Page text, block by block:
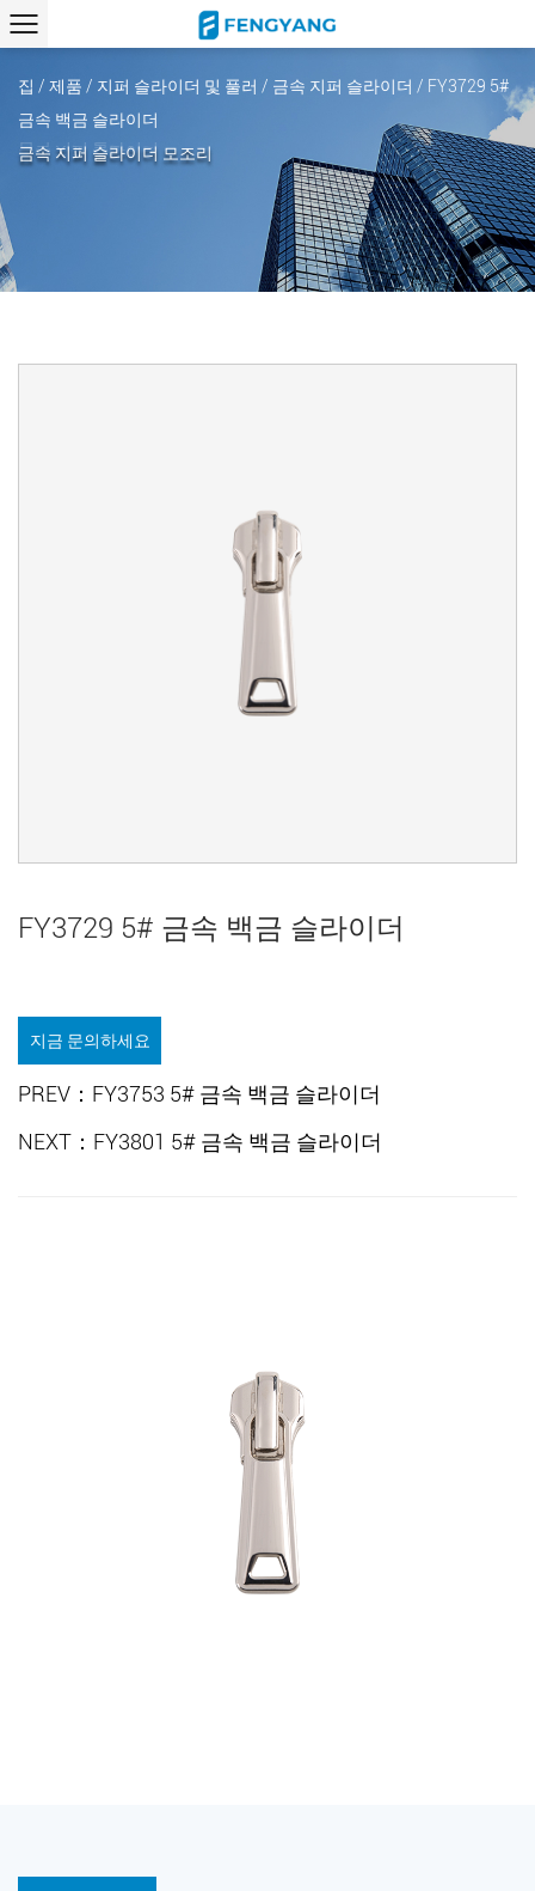
집 / 제품 / 지퍼 슬라이더 및 풀러 / 금속 지퍼 슬라이더 / FY3729 5#
금속 백금 슬라이더
금속 지퍼 슬라이더 모조리
FY3729 5# 금속 백금 슬라이더
지금 문의하세요
PREV：FY3753 5# 금속 백금 슬라이더
NEXT：FY3801 5# 금속 백금 슬라이더